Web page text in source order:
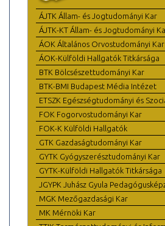
ÁJTK Állam- és Jogtudományi Kar
ÁJTK-KT Állam- és Jogtudományi
ÁOK Általános Orvostudományi Kar
ÁOK-Külföldi Hallgatók Titkársága
BTK Bölcsészettudományi Kar
BTK-BMI Budapest Média Intézet
ETSZK Egészségtudományi és
FOK Fogorvostudományi Kar
FOK-K Külföldi Hallgatók
GTK Gazdaságtudományi Kar
GYTK Gyógyszerésztudományi Kar
GYTK-Külföldi Hallgatók Titkársága
JGYPK Juhász Gyula
MGK Mezőgazdasági Kar
MK Mérnöki Kar